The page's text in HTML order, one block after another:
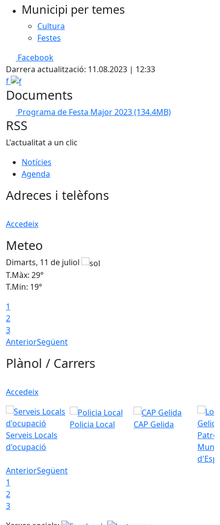
Municipi per temes
Cultura
Festes
Facebook
Darrera actualització: 11.08.2023 | 12:33
f
Documents
Programa de Festa Major 2023(134.4MB)
RSS
L'actualitat a un clic
Notícies
Agenda
Adreces i telèfons
Accedeix
Meteo
Dimarts, 11 de juliol
T.Màx: 29°
T.Min: 19°
1
2
3
AnteriorSegüent
Plànol / Carrers
Accedeix
Serveis Locals
d'ocupació
Policia Local
CAP Gelida
AnteriorSegüent
1
2
3